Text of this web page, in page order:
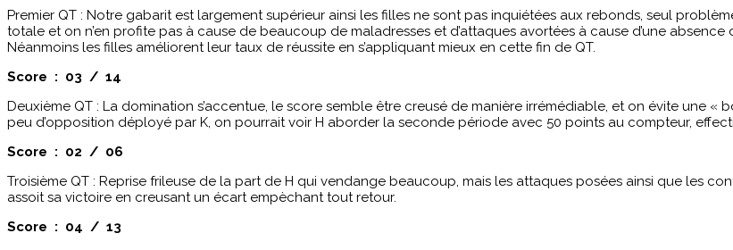
Premier QT : Notre gabarit est largement supérieur ainsi les filles ne sont pas inquiétées aux rebonds, seul
totale et on n’en profite pas à cause de beaucoup de maladresses et d’attaques avortées à cause d’une
Néanmoins les filles améliorent leur taux de réussite en s’appliquant mieux en cette fin de QT.
Score : 03 / 14
Deuxième QT : La domination s’accentue, le score semble être creusé de manière irrémédiable, et on évite une
peu d’opposition déployé par K, on pourrait voir H aborder la seconde période avec 50 points au compteur,
Score : 02 / 06
Troisième QT : Reprise frileuse de la part de H qui vendange beaucoup, mais les attaques posées ainsi que les
assoit sa victoire en creusant un écart empèchant tout retour.
Score : 04 / 13